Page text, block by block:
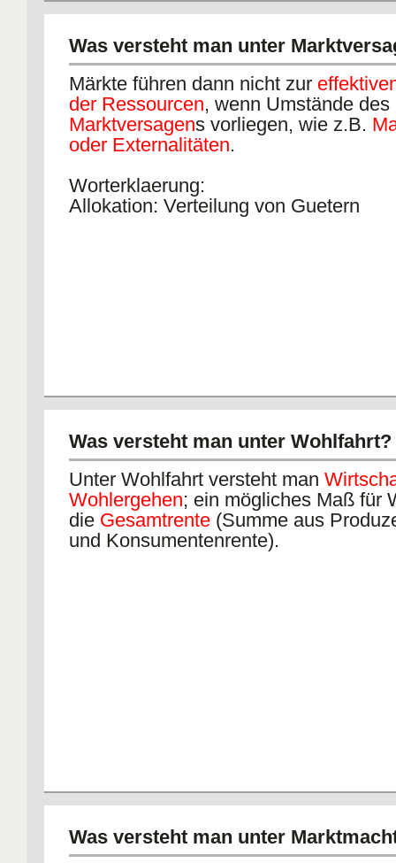
Was versteht man unter
Märkte führen dann nicht zur
der Ressourcen, wenn Umstände des
Marktversagens vorliegen, wie z.B.
oder Externalitäten.
Worterklaerung:
Allokation: Verteilung von Guetern
Was versteht man unter Wohlfahrt?
Unter Wohlfahrt versteht man
Wohlergehen; ein mögliches Maß für
die Gesamtrente (Summe aus
und Konsumentenrente).
Was versteht man unter